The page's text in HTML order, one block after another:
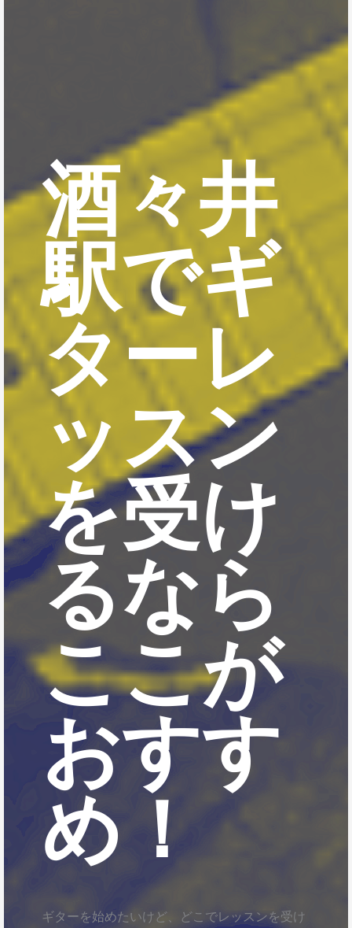
酒々井
駅でギ
ターレ
ッスン
を受け
るなら
ここが
おすす
め！
ギターを始めたいけど、どこでレッスンを受け